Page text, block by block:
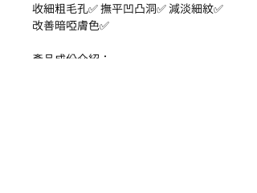
收細粗毛孔✅ 撫平凹凸洞✅ 減淡細紋✅
改善暗啞膚色✅
產品成份介紹：